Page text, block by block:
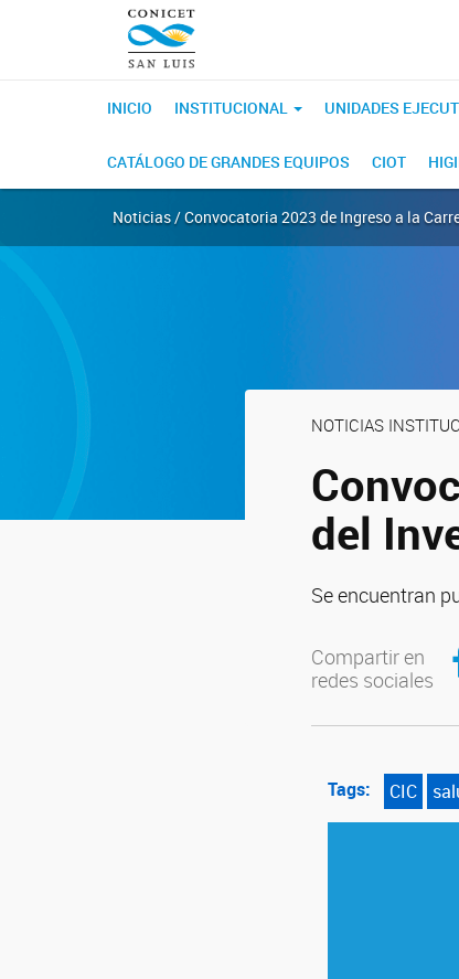
INICIO INSTITUCIONAL UNIDADES
CATÁLOGO DE GRANDES EQUIPOS CIOT
Noticias / Convocatoria 2023 de Ingreso a la
NOTICIAS
del
Se encuentran
Compartir en
redes sociales
Tags: CIC